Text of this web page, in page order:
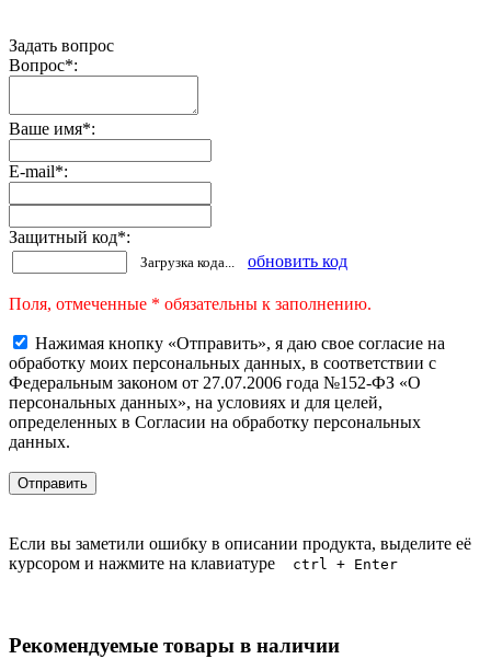
Задать вопрос
Вопрос*:
Ваше имя*:
E-mail*:
Защитный код*:
Загрузка кода... обновить код
Поля, отмеченные * обязательны к заполнению.
Нажимая кнопку «Отправить», я даю свое согласие на
обработку моих персональных данных, в соответствии с
Федеральным законом от 27.07.2006 года №152-ФЗ «О
персональных данных», на условиях и для целей,
определенных в Согласии на обработку персональных
данных.
Если вы заметили ошибку в описании продукта, выделите её
курсором и нажмите на клавиатуре
ctrl + Enter
Рекомендуемые товары в наличии